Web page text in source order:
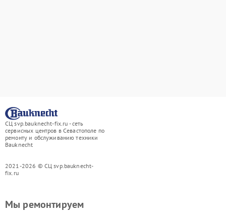
СЦ svp.bauknecht-fix.ru - сеть
сервисных центров в Севастополе по
ремонту и обслуживанию техники
Bauknecht
2021-2026 © СЦ svp.bauknecht-
fix.ru
Мы ремонтируем